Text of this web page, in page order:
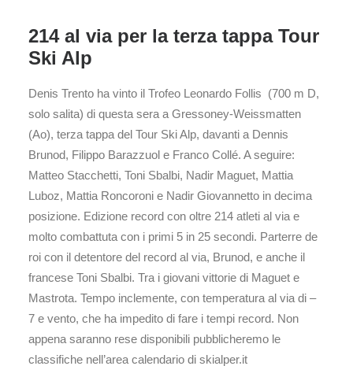
214 al via per la terza tappa Tour
Ski Alp
Denis Trento ha vinto il Trofeo Leonardo Follis (700 m D,
solo salita) di questa sera a Gressoney-Weissmatten
(Ao), terza tappa del Tour Ski Alp, davanti a Dennis
Brunod, Filippo Barazzuol e Franco Collé. A seguire:
Matteo Stacchetti, Toni Sbalbi, Nadir Maguet, Mattia
Luboz, Mattia Roncoroni e Nadir Giovannetto in decima
posizione. Edizione record con oltre 214 atleti al via e
molto combattuta con i primi 5 in 25 secondi. Parterre de
roi con il detentore del record al via, Brunod, e anche il
francese Toni Sbalbi. Tra i giovani vittorie di Maguet e
Mastrota. Tempo inclemente, con temperatura al via di –
7 e vento, che ha impedito di fare i tempi record. Non
appena saranno rese disponibili pubblicheremo le
classifiche nell’area calendario di skialper.it